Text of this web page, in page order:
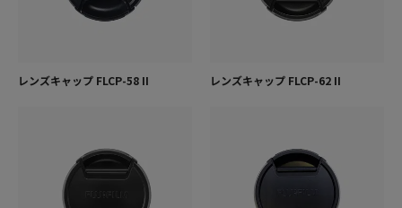
レンズキャップ FLCP-58 II レンズキャップ FLCP-62 II